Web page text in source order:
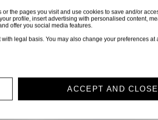
: Neutrik
gaine : PUR
et feuillet d'aluminium/polyesther (S/FTP)
the pages you visit and use cookies to save and/or
profile, insert advertising with personalised content,
offer you social media features.
legal basis. You may also change your preferences at
ACCEPT AND CLOSE